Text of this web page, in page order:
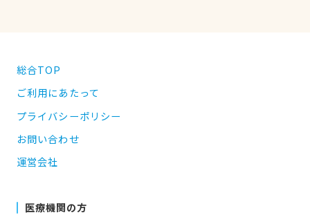
総合TOP
ご利用にあたって
プライバシーポリシー
お問い合わせ
運営会社
医療機関の方